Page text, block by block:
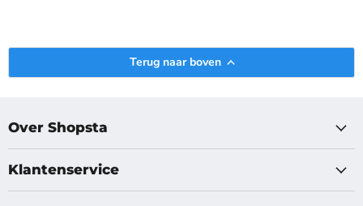
Terug naar boven
Over Shopsta
Klantenservice